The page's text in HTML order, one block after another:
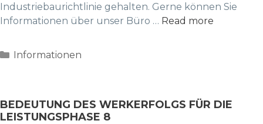
Industriebaurichtlinie gehalten. Gerne können Sie
Informationen über unser Büro … Read more
Categories
Informationen
BEDEUTUNG DES WERKERFOLGS FÜR DIE
LEISTUNGSPHASE 8